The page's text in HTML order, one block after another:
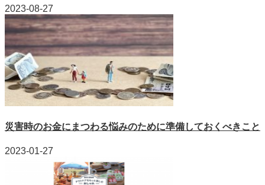
2023-08-27
災害時のお金にまつわる悩みのために準備しておくべきこと
2023-01-27